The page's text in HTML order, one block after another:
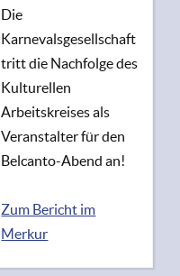
Die
Karnevalsgesellschaft
tritt die Nachfolge des
Kulturellen
Arbeitskreises als
Veranstalter für den
Belcanto-Abend an!
Zum Bericht im
Merkur